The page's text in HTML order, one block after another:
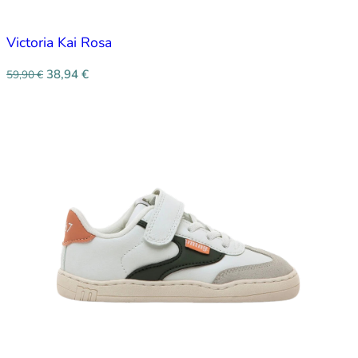
Victoria Kai Rosa
59,90€ 38,94 €